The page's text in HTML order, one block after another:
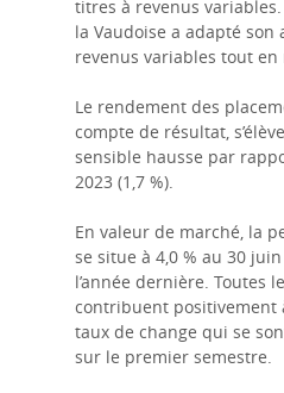
titres à revenus
la Vaudoise a adapté
revenus variables tout
Le rendement des
compte de résultat,
sensible hausse par
2023 (1,7 %).
En valeur de marché, la
se situe à 4,0 % au 30
l’année dernière. Toutes
contribuent positivement
taux de change qui se
sur le premier semestre.